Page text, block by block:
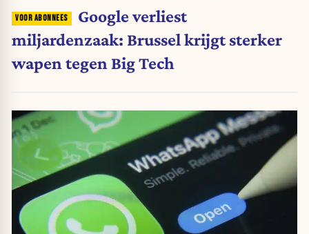
Google verliest
miljardenzaak: Brussel krijgt sterker
wapen tegen Big Tech